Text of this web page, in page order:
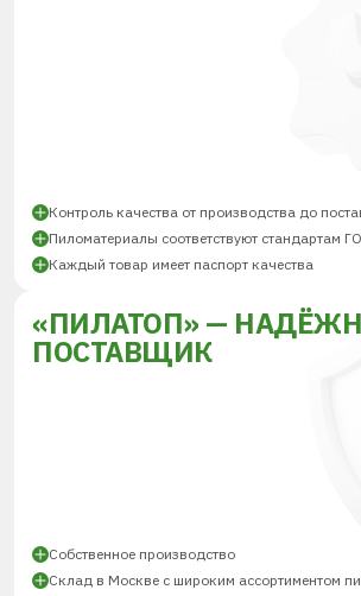
Контроль качества от производства до
Пиломатериалы соответствуют стандартам
Каждый товар имеет паспорт качества
«ПИЛАТОП» —
ПОСТАВЩИК
Собственное производство
Склад в Москве с широким ассортиментом